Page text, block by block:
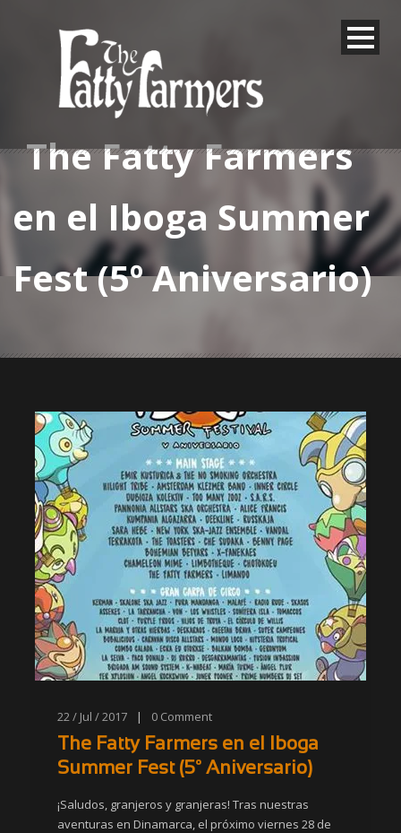
The Fatty Farmers
en el Iboga Summer
Fest (5º Aniversario)
22 / Jul / 2017 | 0 Comment
The Fatty Farmers en el Iboga
Summer Fest (5º Aniversario)
¡Saludos, granjeros y granjeras! Tras nuestras
aventuras en Dinamarca, el próximo viernes 28 de